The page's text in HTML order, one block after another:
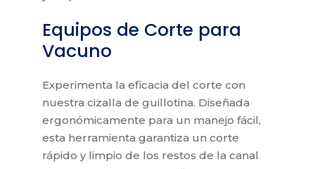
Equipos de Corte para
Vacuno
Experimenta la eficacia del corte con
nuestra cizalla de guillotina. Diseñada
ergonómicamente para un manejo fácil,
esta herramienta garantiza un corte
rápido y limpio de los restos de la canal